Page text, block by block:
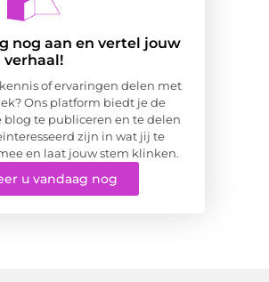
nog aan en vertel jouw
verhaal!
of ervaringen delen met
Ons platform biedt je de
te publiceren en te delen
zijn in wat jij te
en laat jouw stem klinken.
u vandaag nog